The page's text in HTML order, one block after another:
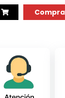
COMPRAR